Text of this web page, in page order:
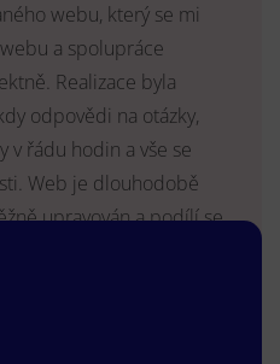
webu, který se mi
a spolupráce
Realizace byla
odpovědi na otázky,
v řádu hodin a vše se
Web je dlouhodobě
upravován a podílí se
značky.